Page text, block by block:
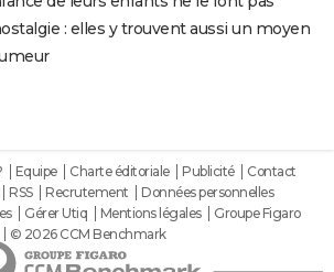
: elles y trouvent aussi un moyen
Equipe Charte éditoriale Publicité
Contact
RSS Recrutement
Données personnelles
Gérer Utiq Mentions légales
Groupe Figaro
© 2026 CCM Benchmark